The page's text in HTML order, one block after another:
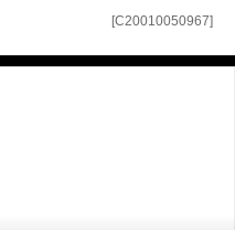
[C20010050967]